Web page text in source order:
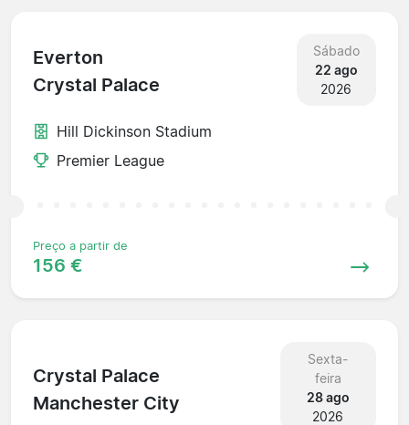
Everton
Crystal Palace
Sábado
22 ago
2026
Hill Dickinson Stadium
Premier League
Preço a partir de
156 €
Crystal Palace
Manchester City
Sexta-
feira
28 ago
2026